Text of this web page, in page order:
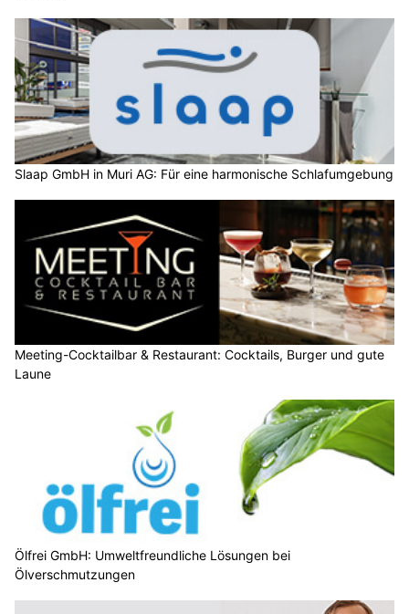
Slaap GmbH in Muri AG: Für eine harmonische Schlafumgebung
Meeting-Cocktailbar & Restaurant: Cocktails, Burger und gute
Laune
Ölfrei GmbH: Umweltfreundliche Lösungen bei
Ölverschmutzungen